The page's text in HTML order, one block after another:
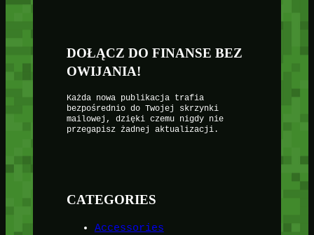
DOŁĄCZ DO FINANSE BEZ
OWIJANIA!
Każda nowa publikacja trafia
bezpośrednio do Twojej skrzynki
mailowej, dzięki czemu nigdy nie
przegapisz żadnej aktualizacji.
CATEGORIES
Accessories